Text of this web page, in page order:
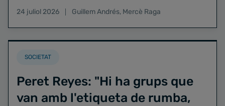
24 juliol 2026
Guillem Andrés, Mercè Raga
SOCIETAT
Peret Reyes: "Hi ha grups que
van amb l'etiqueta de rumba,